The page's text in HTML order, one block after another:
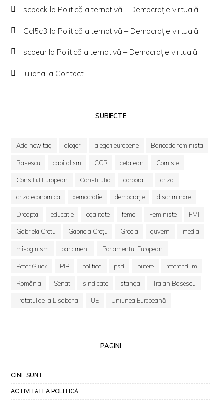
scpdck la Politică alternativă – Democraţie virtuală
Ccl5c3 la Politică alternativă – Democraţie virtuală
scoeur la Politică alternativă – Democraţie virtuală
Iuliana la Contact
SUBIECTE
Add new tag alegeri alegeri europene Baricada feminista
Basescu capitalism CCR cetatean Comisie
Consiliul European Constitutia corporatii criza
criza economica democratie democrație discriminare
Dreapta educatie egalitate femei Feministe FMI
Gabriela Cretu Gabriela Crețu Grecia guvern media
misoginism parlament Parlamentul European
Peter Gluck PIB politica psd putere referendum
România Senat sindicate stanga Traian Basescu
Tratatul de la Lisabona UE Uniunea Europeană
PAGINI
CINE SUNT
ACTIVITATEA POLITICĂ